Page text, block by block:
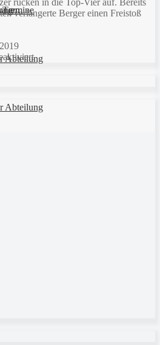
Abteilung
Abteilung
rücken in die Top-Vier auf. Bereits
verlängerte Berger einen Freistoß